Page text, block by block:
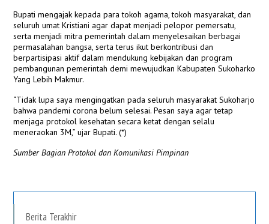
Bupati mengajak kepada para tokoh agama, tokoh masyarakat, dan
seluruh umat Kristiani agar dapat menjadi pelopor pemersatu,
serta menjadi mitra pemerintah dalam menyelesaikan berbagai
permasalahan bangsa, serta terus ikut berkontribusi dan
berpartisipasi aktif dalam mendukung kebijakan dan program
pembangunan pemerintah demi mewujudkan Kabupaten Sukoharko
Yang Lebih Makmur.
“Tidak lupa saya mengingatkan pada seluruh masyarakat Sukoharjo
bahwa pandemi corona belum selesai. Pesan saya agar tetap
menjaga protokol kesehatan secara ketat dengan selalu
meneraokan 3M,” ujar Bupati. (*)
Sumber Bagian Protokol dan Komunikasi Pimpinan
Berita Terakhir